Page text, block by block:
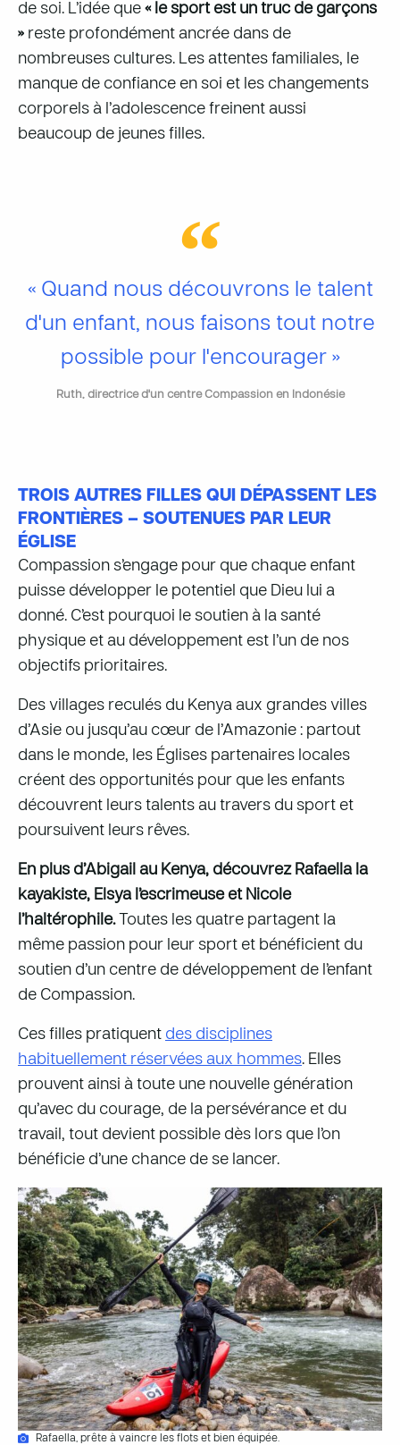
de soi. L’idée que « le sport est un truc de garçons
» reste profondément ancrée dans de
nombreuses cultures. Les attentes familiales, le
manque de confiance en soi et les changements
corporels à l’adolescence freinent aussi
beaucoup de jeunes filles.
« Quand nous découvrons le talent
d'un enfant, nous faisons tout notre
possible pour l'encourager »
Ruth, directrice d'un centre Compassion en Indonésie
TROIS AUTRES FILLES QUI DÉPASSENT LES
FRONTIÈRES – SOUTENUES PAR LEUR
ÉGLISE
Compassion s’engage pour que chaque enfant
puisse développer le potentiel que Dieu lui a
donné. C’est pourquoi le soutien à la santé
physique et au développement est l’un de nos
objectifs prioritaires.
Des villages reculés du Kenya aux grandes villes
d’Asie ou jusqu’au cœur de l’Amazonie : partout
dans le monde, les Églises partenaires locales
créent des opportunités pour que les enfants
découvrent leurs talents au travers du sport et
poursuivent leurs rêves.
En plus d’Abigail au Kenya, découvrez Rafaella la
kayakiste, Elsya l’escrimeuse et Nicole
l’haltérophile.Toutes les quatre partagent la
même passion pour leur sport et bénéficient du
soutien d’un centre de développement de l’enfant
de Compassion.
Ces filles pratiquent des disciplines
habituellement réservées aux hommes. Elles
prouvent ainsi à toute une nouvelle génération
qu’avec du courage, de la persévérance et du
travail, tout devient possible dès lors que l’on
bénéficie d’une chance de se lancer.
Rafaella, prête à vaincre les flots et bien équipée.